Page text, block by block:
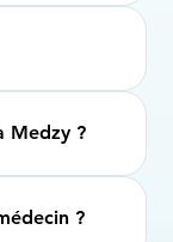
Medzy ?
?